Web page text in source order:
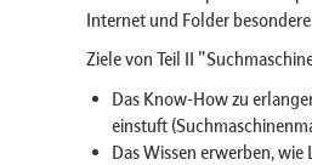
Internet und Folder
Ziele von Teil II
Das Know-How zu
einstuft
Das Wissen erwerben,